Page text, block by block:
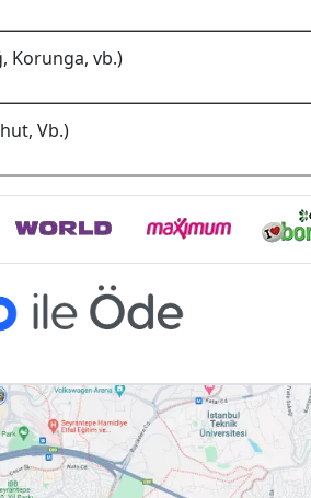
Korunga, vb.)
Vb.)